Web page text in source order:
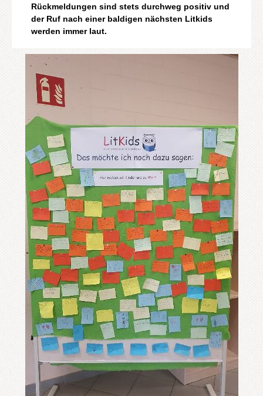
Rückmeldungen sind stets durchweg positiv und
der Ruf nach einer baldigen nächsten Litkids
werden immer laut.